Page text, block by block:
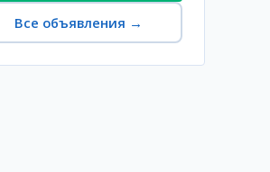
Все объявления →